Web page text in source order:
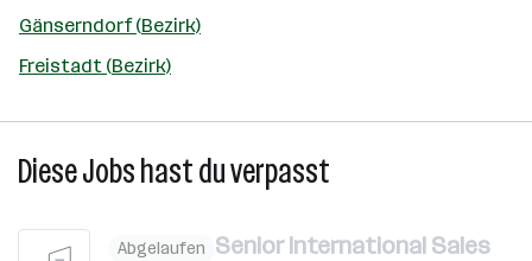
Gänserndorf (Bezirk)
Freistadt (Bezirk)
Diese Jobs hast du verpasst
Abgelaufen Senior International Sales